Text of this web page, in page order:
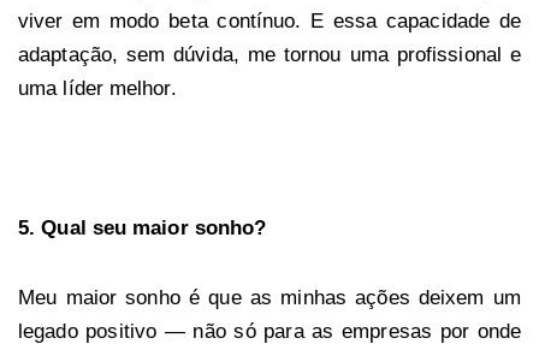
viver em modo beta contínuo. E essa capacidade de
adaptação, sem dúvida, me tornou uma profissional e
uma líder melhor.
5. Qual seu maior sonho?
Meu maior sonho é que as minhas ações deixem um
legado positivo — não só para as empresas por onde